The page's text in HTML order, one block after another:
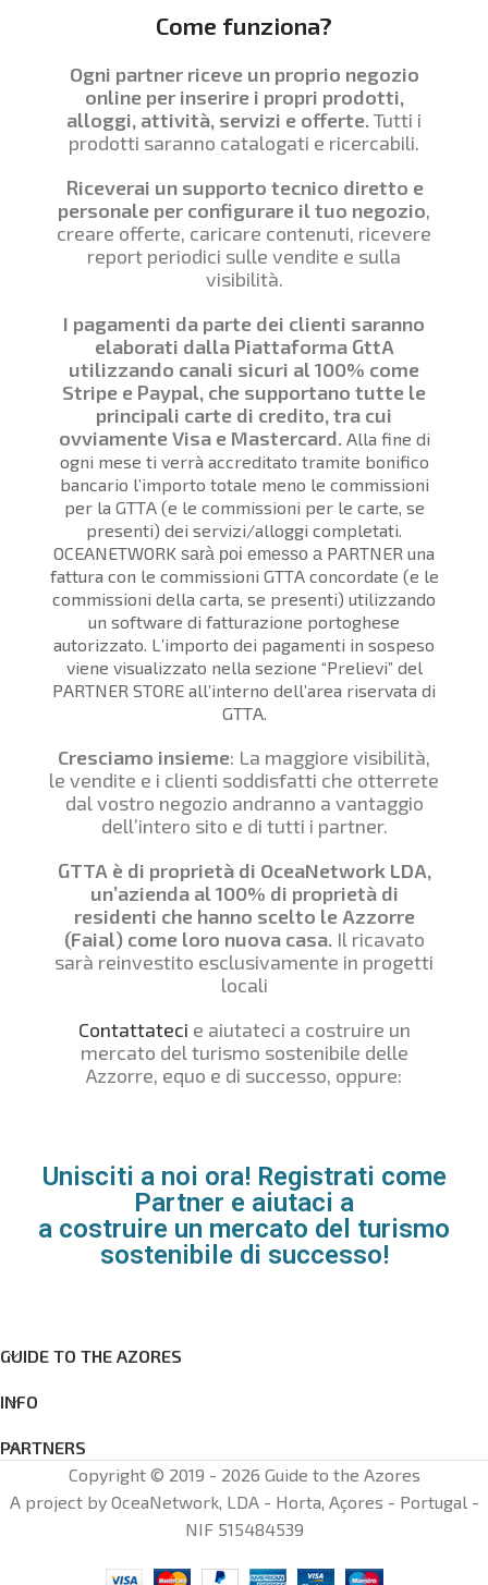
Come funziona?
Ogni partner riceve un proprio negozio
online per inserire i propri prodotti,
alloggi, attività, servizi e offerte.Tutti i
prodotti saranno catalogati e ricercabili.
Riceverai un supporto tecnico diretto e
personale per configurare il tuo negozio,
creare offerte, caricare contenuti, ricevere
report periodici sulle vendite e sulla
visibilità.
I pagamenti da parte dei clienti saranno
elaborati dalla Piattaforma GttA
utilizzando canali sicuri al 100% come
Stripe e Paypal, che supportano tutte le
principali carte di credito, tra cui
ovviamente Visa e Mastercard. Alla fine di
ogni mese ti verrà accreditato tramite bonifico
bancario l’importo totale meno le commissioni
per la GTTA (e le commissioni per le carte, se
presenti) dei servizi/alloggi completati.
OCEANETWORK sarà poi emesso a PARTNER una
fattura con le commissioni GTTA concordate (e le
commissioni della carta, se presenti) utilizzando
un software di fatturazione portoghese
autorizzato. L’importo dei pagamenti in sospeso
viene visualizzato nella sezione “Prelievi” del
PARTNER STORE all’interno dell’area riservata di
GTTA.
Cresciamo insieme: La maggiore visibilità,
le vendite e i clienti soddisfatti che otterrete
dal vostro negozio andranno a vantaggio
dell’intero sito e di tutti i partner.
GTTA è di proprietà di OceaNetwork LDA,
un’azienda al 100% di proprietà di
residenti che hanno scelto le Azzorre
(Faial) come loro nuova casa.Il ricavato
sarà reinvestito esclusivamente in progetti
locali
Contattateci e aiutateci a costruire un
mercato del turismo sostenibile delle
Azzorre, equo e di successo, oppure:
Unisciti a noi ora! Registrati come
Partner e aiutaci a
a costruire un mercato del turismo
sostenibile di successo!
GUIDE TO THE AZORES
INFO
PARTNERS
Copyright © 2019 - 2026 Guide to the Azores
A project by OceaNetwork, LDA - Horta, Açores - Portugal -
NIF 515484539